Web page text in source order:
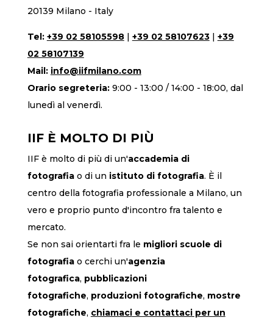
20139 Milano - Italy
Tel: +39 02 58105598| +39 02 58107623| +39
02 58107139
Mail: info@iifmilano.com
Orario segreteria: 9:00 - 13:00 / 14:00 - 18:00, dal
lunedì al venerdì.
IIF È MOLTO DI PIÙ
IIF è molto di più di un'accademia di
fotografiao di un istituto di fotografia. È il
centro della fotografia professionale a Milano, un
vero e proprio punto d'incontro fra talento e
mercato.
Se non sai orientarti fra le migliori scuole di
fotografiao cerchi un'agenzia
fotografica, pubblicazioni
fotografiche, produzioni fotografiche, mostre
fotografiche, chiamacie contattaci per un